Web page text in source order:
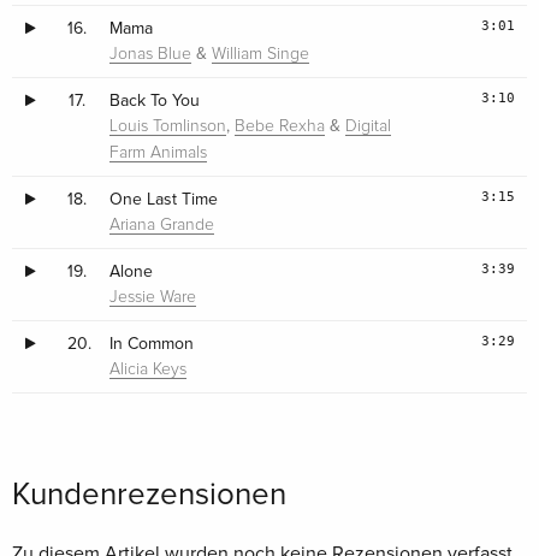
16. Mama
Jonas Blue &William Singe
3:01
17. Back To You
Louis Tomlinson, Bebe Rexha & Digital
Farm Animals
3:10
18. One Last Time
Ariana Grande
3:15
19. Alone
Jessie Ware
3:39
20. In Common
Alicia Keys
3:29
Kundenrezensionen